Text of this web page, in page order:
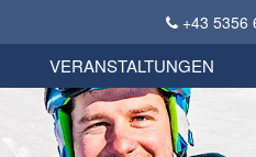
+43 5356
KSC Sportgeschichte
Bekleidungsshop
VERANSTALTUNGEN